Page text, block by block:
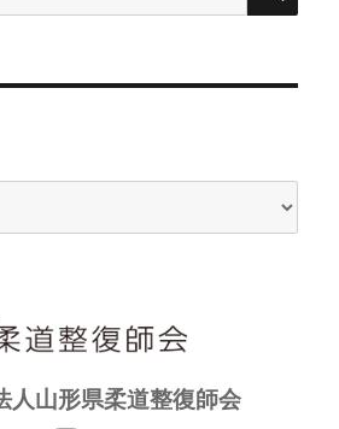
人山形県柔道整復師会